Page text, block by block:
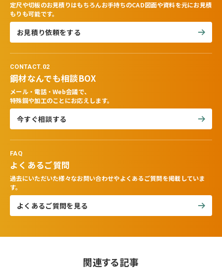
定尺や切板のお見積りはもちろんお手持ちのCAD図面や資料を元にお見積
もりも可能です。
お見積り依頼をする
CONTACT.02
鋼材なんでも相談BOX
メール・電話・Web会議で、
特殊鋼や加工のことにお応えします。
今すぐ相談する
FAQ
よくあるご質問
過去にいただいた様々なお問い合わせやよくあるご質問を掲載していま
す。
よくあるご質問を見る
関連する記事